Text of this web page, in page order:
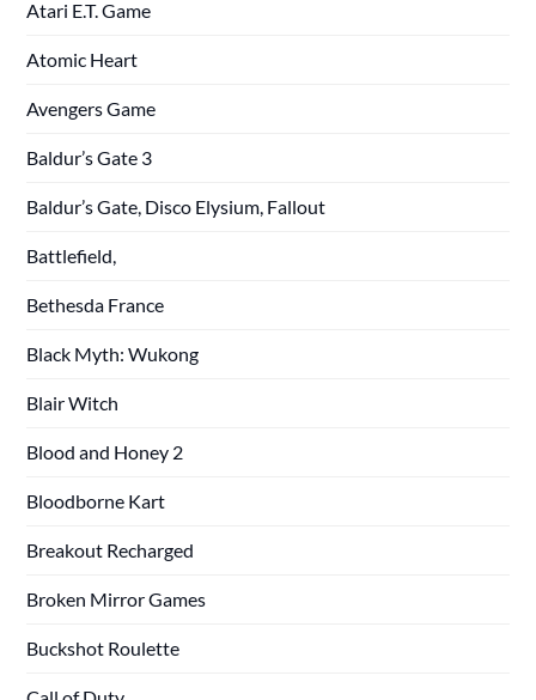
Atari E.T. Game
Atomic Heart
Avengers Game
Baldur’s Gate 3
Baldur’s Gate, Disco Elysium, Fallout
Battlefield,
Bethesda France
Black Myth: Wukong
Blair Witch
Blood and Honey 2
Bloodborne Kart
Breakout Recharged
Broken Mirror Games
Buckshot Roulette